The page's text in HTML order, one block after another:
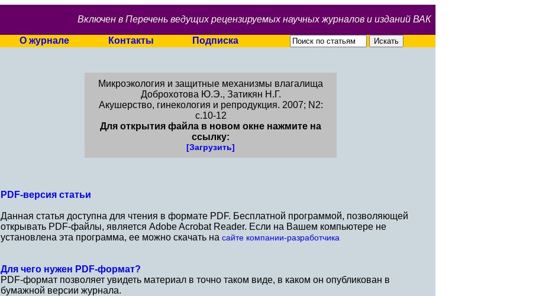
Включен в Перечень ведущих рецензируемых научных журналов и изданий ВАК
О журнале Контакты Подписка
Микроэкология и защитные механизмы влагалища
Доброхотова Ю.Э., Затикян Н.Г.
Акушерство, гинекология и репродукция. 2007; N2:
c.10-12
Для открытия файла в новом окне нажмите на
ссылку:
[Загрузить]
PDF-версия статьи
Данная статья доступна для чтения в формате PDF. Бесплатной программой, позволяющей
открывать PDF-файлы, является Adobe Acrobat Reader. Если на Вашем компьютере не
установлена эта программа, ее можно скачать на сайте компании-разработчика
Для чего нужен PDF-формат?
PDF-формат позволяет увидеть материал в точно таком виде, в каком он опубликован в
бумажной версии журнала.